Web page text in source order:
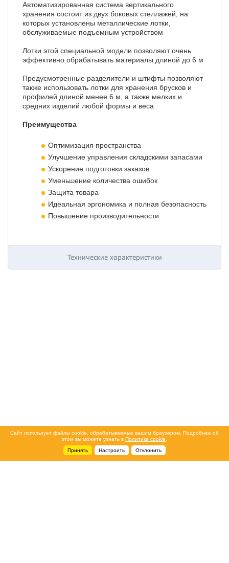
Автоматизированная система вертикального
хранения состоит из двух боковых стеллажей, на
которых установлены металлические лотки,
обслуживаемые подъемным устройством
Лотки этой специальной модели позволяют очень
эффективно обрабатывать материалы длиной до 6 м
Предусмотренные разделители и штифты позволяют
также использовать лотки для хранения брусков и
профилей длиной менее 6 м, а также мелких и
средних изделий любой формы и веса
Преимущества
Оптимизация пространства
Улучшение управления складскими запасами
Ускорение подготовки заказов
Уменьшение количества ошибок
Защита товара
Идеальная эргономика и полная безопасность
Повышение производительности
Технические характеристики
Сайт использует файлы cookie, обрабатываемые вашим браузером. Подробнее об
этом вы можете узнать в Политике cookie
Принять
Настроить Отклонить